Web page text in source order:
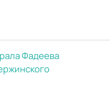
Фадеева